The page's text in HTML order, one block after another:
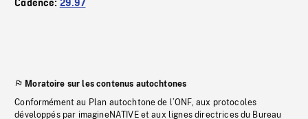
Cadence: 29.97
Moratoire sur les contenus autochtones
Conformément au Plan autochtone de l’ONF, aux protocoles
développés par imagineNATIVE et aux lignes directrices du Bureau